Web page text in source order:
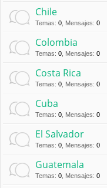
Chile
Temas: 0 Mensajes: 0
Colombia
Temas: 0 Mensajes: 0
Costa Rica
Temas: 0 Mensajes: 0
Cuba
Temas: 0 Mensajes: 0
El Salvador
Temas: 0 Mensajes: 0
Guatemala
Temas: 0 Mensajes: 0